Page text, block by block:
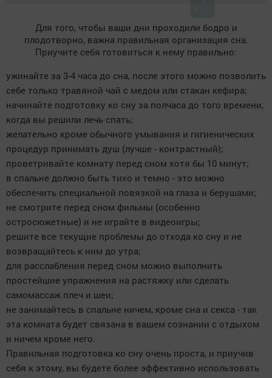
Для того, чтобы ваши дни проходили бодро и
плодотворно, важна правильная организация сна.
Приучите себя готовиться к нему правильно:
ужинайте за 3-4 часа до сна, после этого можно позволить
себе только травяной чай с медом или стакан кефира;
начинайте подготовку ко сну за полчаса до того времени,
когда вы решили лечь спать;
желательно кроме обычного умывания и гигиенических
процедур принимать душ (лучше - контрастный);
проветривайте комнату перед сном хотя бы 10 минут;
в спальне должно быть тихо и темно - это можно
обеспечить специальной повязкой на глаза и берушами;
не смотрите перед сном фильмы (особенно
остросюжетные) и не играйте в видеоигры;
решите все текущие проблемы до отхода ко сну и не
возвращайтесь к ним до утра;
для расслабления перед сном можно выполнить
простейшие упражнения на растяжку или сделать
самомассаж плеч и шеи;
не занимайтесь в спальне ничем, кроме сна и секса - так
эта комната будет связана в вашем сознании с отдыхом
и ничем кроме него.
Правильная подготовка ко сну очень проста, и приучив
себя к этому, вы будете более эффективно использовать